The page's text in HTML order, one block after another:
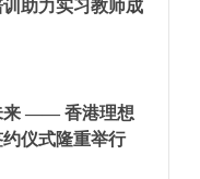
助力实习教师成
来 —— 香港理想
仪式隆重举行